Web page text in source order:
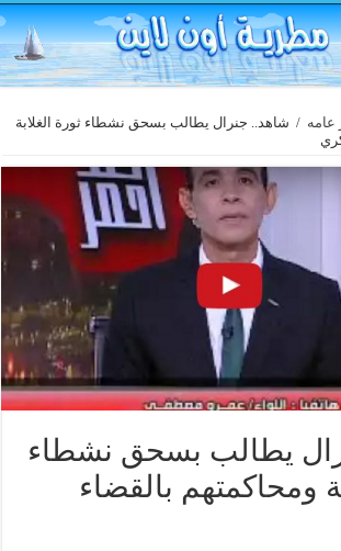
عامه / شاهد.. جنرال يطالب بسحق نشطاء ثورة الغلابة
يطالب بسحق نشطاء
ومحاكمتهم بالقضاء